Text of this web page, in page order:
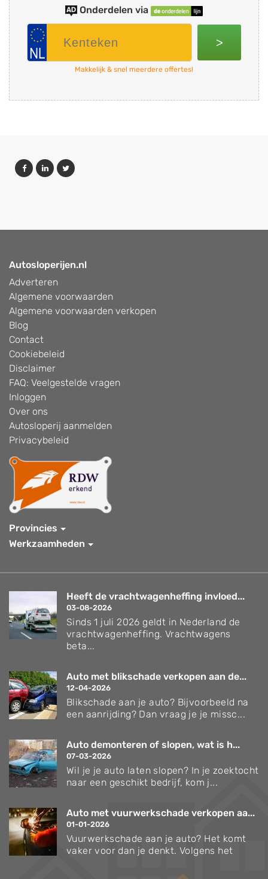
Onderdelen via
>
Makkelijk & snel meerdere offertes!
Autosloperijen.nl
Adverteren
Algemene voorwaarden
Algemene voorwaarden verkopen
Blog
Contact
Cookiebeleid
Disclaimer
FAQ: Veelgestelde vragen
Inloggen
Over ons
Autosloperij aanmelden
Privacybeleid
Provincies
Werkzaamheden
Heeft de vrachtwagenheffing invloed...
03-08-2026
Sinds 1 juli 2026 geldt in Nederland de
vrachtwagenheffing. Vrachtwagens
beta...
Auto met blikschade verkopen aan de...
12-04-2026
Blikschade aan je auto? Bijvoorbeeld na
een aanrijding? Dan vraag je je missc...
Auto demonteren of slopen, wat is h...
07-03-2026
Wil je je auto laten slopen? In je zoektocht
naar een geschikt bedrijf, kom j...
Auto met vuurwerkschade verkopen aa...
01-01-2026
Vuurwerkschade aan je auto? Het komt
vaker voor dan je denkt. Volgens het